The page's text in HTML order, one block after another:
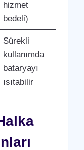
hizmet
bedeli)
Sürekli
kullanımda
bataryayı
ısıtabilir